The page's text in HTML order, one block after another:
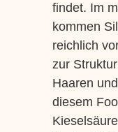
findet. Im
kommen
reichlich
zur
Haaren
diesem